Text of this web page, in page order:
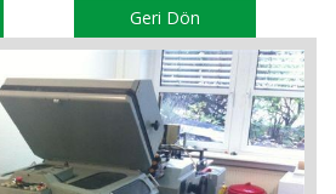
Geri Dön